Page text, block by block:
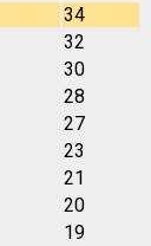
34
32
30
28
27
23
21
20
19